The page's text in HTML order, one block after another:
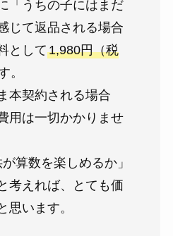
「うちの子にはまだ
じて返品される場合
として1,980円（税
。
本契約される場合
用は一切かかりませ
算数を楽しめるか」
考えれば、とても価
思います。